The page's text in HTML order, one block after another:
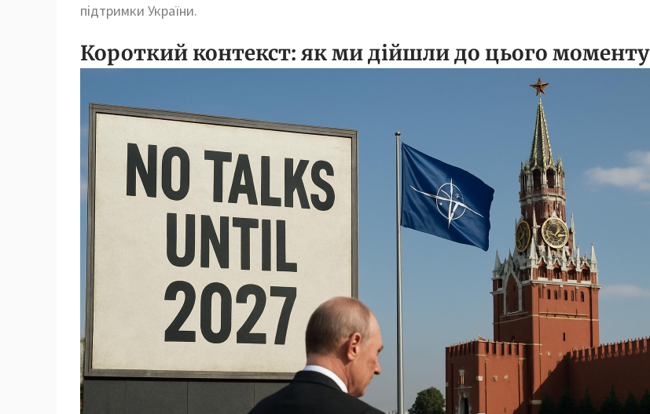
підтримки України.
Короткий контекст: як ми дійшли до цього моменту